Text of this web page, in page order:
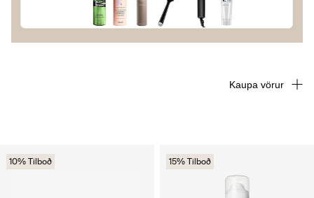
10% Tilboð 15% Tilboð
Kaupa vörur